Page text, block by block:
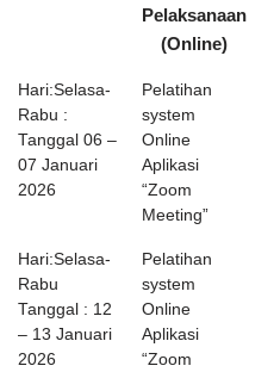
Pelaksanaan
(Online)
Hari:Selasa-
Rabu :
Tanggal 06 –
07 Januari
2026
Pelatihan
system
Online
Aplikasi
“Zoom
Meeting”
Hari:Selasa-
Rabu
Tanggal : 12
– 13 Januari
2026
Pelatihan
system
Online
Aplikasi
“Zoom